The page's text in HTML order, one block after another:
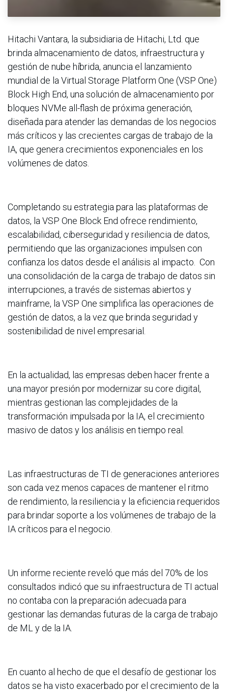
Hitachi Vantara, la subsidiaria de Hitachi, Ltd. que
brinda almacenamiento de datos, infraestructura y
gestión de nube híbrida, anuncia el lanzamiento
mundial de la Virtual Storage Platform One (VSP One)
Block High End, una solución de almacenamiento por
bloques NVMe all-flash de próxima generación,
diseñada para atender las demandas de los negocios
más críticos y las crecientes cargas de trabajo de la
IA, que genera crecimientos exponenciales en los
volúmenes de datos.
Completando su estrategia para las plataformas de
datos, la VSP One Block End ofrece rendimiento,
escalabilidad, ciberseguridad y resiliencia de datos,
permitiendo que las organizaciones impulsen con
confianza los datos desde el análisis al impacto. Con
una consolidación de la carga de trabajo de datos sin
interrupciones, a través de sistemas abiertos y
mainframe, la VSP One simplifica las operaciones de
gestión de datos, a la vez que brinda seguridad y
sostenibilidad de nivel empresarial.
En la actualidad, las empresas deben hacer frente a
una mayor presión por modernizar su core digital,
mientras gestionan las complejidades de la
transformación impulsada por la IA, el crecimiento
masivo de datos y los análisis en tiempo real.
Las infraestructuras de TI de generaciones anteriores
son cada vez menos capaces de mantener el ritmo
de rendimiento, la resiliencia y la eficiencia requeridos
para brindar soporte a los volúmenes de trabajo de la
IA críticos para el negocio.
Un informe reciente reveló que más del 70% de los
consultados indicó que su infraestructura de TI actual
no contaba con la preparación adecuada para
gestionar las demandas futuras de la carga de trabajo
de ML y de la IA.
En cuanto al hecho de que el desafío de gestionar los
datos se ha visto exacerbado por el crecimiento de la